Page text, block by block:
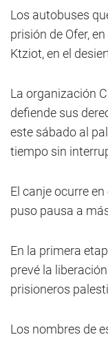
Los autobuses
prisión de Ofer,
Ktziot, en el
La organización
defiende sus
este sábado al
tiempo sin
El canje ocurre
puso pausa a
En la primera
prevé la
prisioneros
Los nombres de